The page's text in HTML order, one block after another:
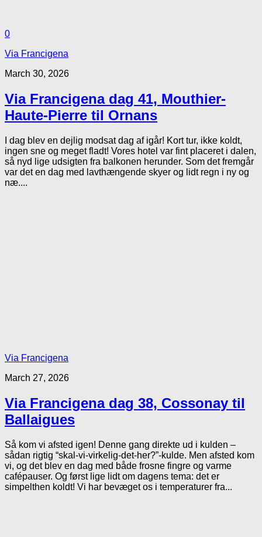
0
Via Francigena
March 30, 2026
Via Francigena dag 41, Mouthier-
Haute-Pierre til Ornans
I dag blev en dejlig modsat dag af igår! Kort tur, ikke koldt,
ingen sne og meget fladt! Vores hotel var fint placeret i dalen,
så nyd lige udsigten fra balkonen herunder. Som det fremgår
var det en dag med lavthængende skyer og lidt regn i ny og
næ....
Via Francigena
March 27, 2026
Via Francigena dag 38, Cossonay til
Ballaigues
Så kom vi afsted igen! Denne gang direkte ud i kulden –
sådan rigtig “skal-vi-virkelig-det-her?”-kulde. Men afsted kom
vi, og det blev en dag med både frosne fingre og varme
cafépauser. Og først lige lidt om dagens tema: det er
simpelthen koldt! Vi har bevæget os i temperaturer fra...